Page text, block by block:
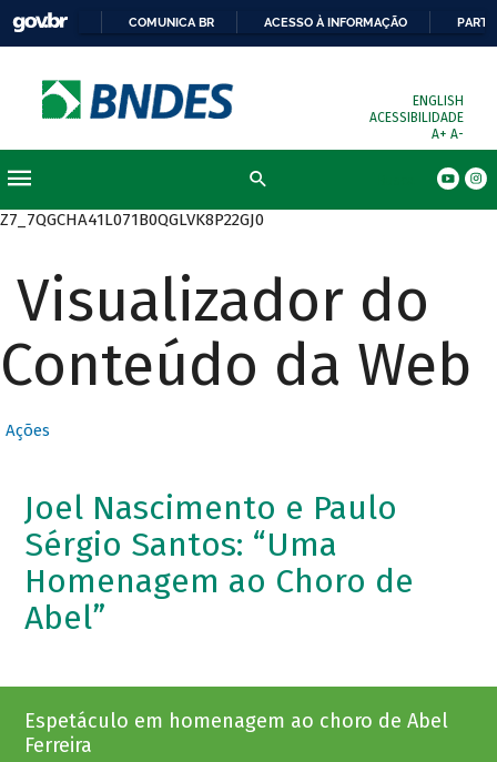
COMUNICA BR ACESSO À INFORMAÇÃO
ENGLISH
ACESSIBILIDADE
A+ A-
Z7_7QGCHA41L071B0QGLVK8P22GJ0
Visualizador do
Conteúdo da Web
Ações
Joel Nascimento e Paulo
Sérgio Santos: “Uma
Homenagem ao Choro de
Abel”
Espetáculo em homenagem ao choro de Abel
Ferreira